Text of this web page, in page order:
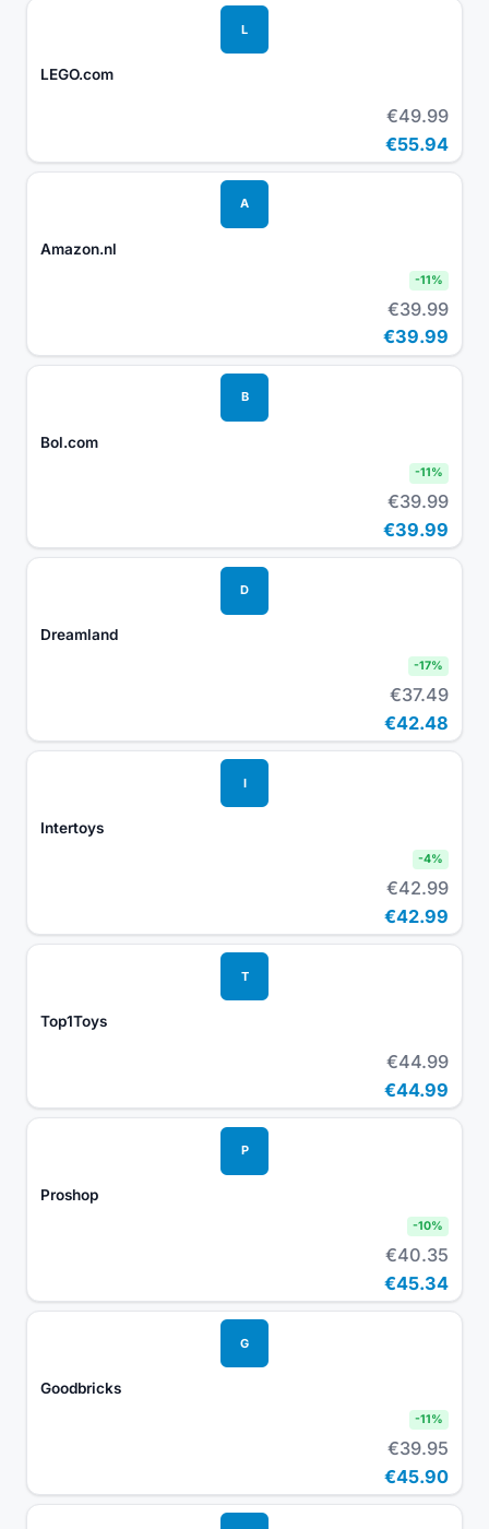
L
LEGO.com
€49.99
€55.94
A
Amazon.nl
-11%
€39.99
€39.99
B
Bol.com
-11%
€39.99
€39.99
D
Dreamland
-17%
€37.49
€42.48
I
Intertoys
-4%
€42.99
€42.99
T
Top1Toys
€44.99
€44.99
P
Proshop
-10%
€40.35
€45.34
G
Goodbricks
-11%
€39.95
€45.90